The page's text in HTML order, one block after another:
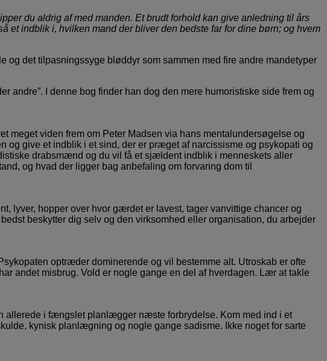
du aldrig af med manden. Et brudt forhold kan give anledning til års
indblik i, hvilken mand der bliver den bedste far for dine børn; og hvem
og det tilpasningssyge bløddyr som sammen med fire andre mandetyper
andre”. I denne bog finder han dog den mere humoristiske side frem og
meget viden frem om Peter Madsen via hans mentalundersøgelse og
og give et indblik i et sind, der er præget af narcissisme og psykopati og
drabsmænd og du vil få et sjældent indblik i menneskets aller
og hvad der ligger bag anbefaling om forvaring dom til
lyver, hopper over hvor gærdet er lavest, tager vanvittige chancer og
beskytter dig selv og den virksomhed eller organisation, du arbejder
optræder dominerende og vil bestemme alt. Utroskab er ofte
andet misbrug. Vold er nogle gange en del af hverdagen. Lær at takle
allerede i fængslet planlægger næste forbrydelse. Kom med ind i et
kynisk planlægning og nogle gange sadisme. Ikke noget for sarte